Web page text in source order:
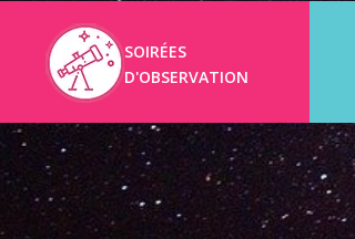
SOIRÉES
D'OBSERVATION